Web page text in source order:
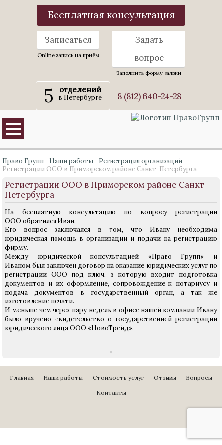
Бесплатная консультация
Записаться
Online запись на приём
Задать
вопрос
Заполнить форму заявки
5 отделений
в Петербурге 8 (812) 640-24-28
Право Групп Наши работы
Регистрация организаций
Регистрации ООО в Приморском районе Санкт-Петербурга
Регистрации ООО в Приморском районе Санкт-
Петербурга
На бесплатную консультацию по вопросу регистрации
ООО обратился Иван.
Его вопрос заключался в том, что Ивану необходима
юридическая помощь в организации и подачи на регистрацию
фирму.
Между юридической консультацией «Право Групп» и
Иваном был заключен договор на оказание юридических услуг по
регистрации ООО под ключ, в которую входит подготовка
документов и их оформление, сопровождение к нотариусу и
подача документов в государственный орган, а так же
изготовление печати.
И меньше чем через пару недель в офисе нашей компании Ивану
было вручено свидетельство о государственной регистрации
юридического лица ООО «НовоТрейд».
Главная Наши работы Стоимость услуг Отзывы
Вопросы
Контакты